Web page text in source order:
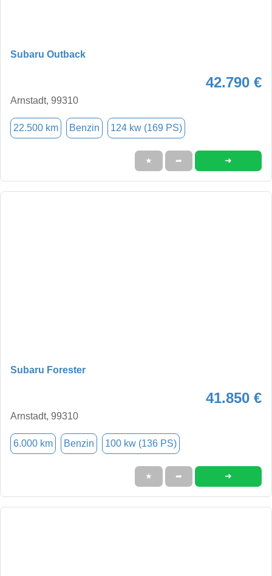
Subaru Outback
42.790 €
Arnstadt, 99310
22.500 km Benzin 124 kw (169 PS)
★ ➦ ➜
Subaru Forester
41.850 €
Arnstadt, 99310
6.000 km Benzin 100 kw (136 PS)
★ ➦ ➜